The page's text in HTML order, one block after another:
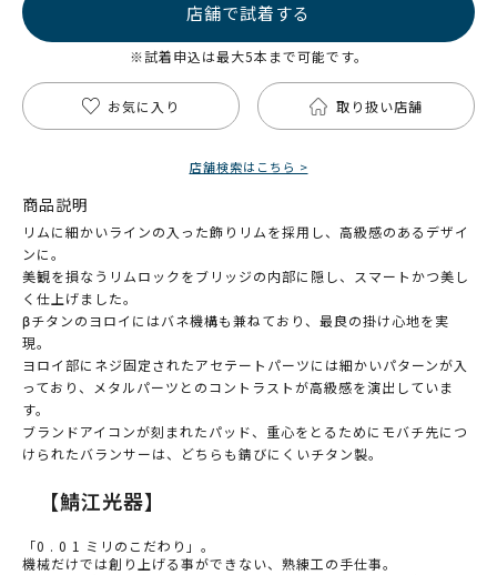
店舗で試着する
※試着申込は最大5本まで可能です。
お気に入り 取り扱い店舗
店舗検索はこちら >
商品説明
リムに細かいラインの入った飾りリムを採用し、高級感のあるデザイ
ンに。
美観を損なうリムロックをブリッジの内部に隠し、スマートかつ美し
く仕上げました。
βチタンのヨロイにはバネ機構も兼ねており、最良の掛け心地を実
現。
ヨロイ部にネジ固定されたアセテートパーツには細かいパターンが入
っており、メタルパーツとのコントラストが高級感を演出していま
す。
ブランドアイコンが刻まれたパッド、重心をとるためにモバチ先につ
けられたバランサーは、どちらも錆びにくいチタン製。
【鯖江光器】
「0 . 0 1 ミリのこだわり」。
機械だけでは創り上げる事ができない、熟練工の手仕事。